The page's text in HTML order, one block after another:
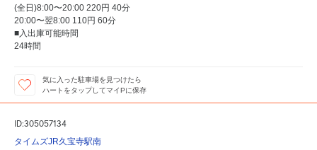
(全日)8:00〜20:00 220円 40分
20:00〜翌8:00 110円 60分
■入出庫可能時間
24時間
気に入った駐車場を見つけたら
ハートをタップしてマイPに保存
ID:305057134
タイムズJR久宝寺駅南